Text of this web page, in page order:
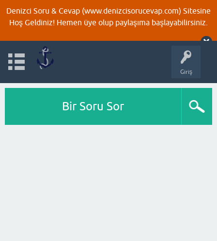
Denizci Soru & Cevap (www.denizcisorucevap.com) Sitesine
Hoş Geldiniz! Hemen üye olup paylaşıma başlayabilirsiniz.
Giriş
Bir Soru Sor